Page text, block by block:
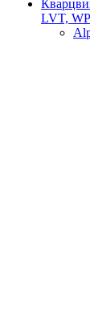
LVT,